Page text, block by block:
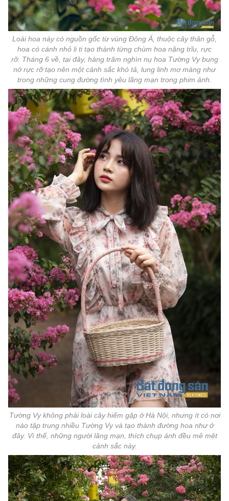
Loài hoa này có nguồn gốc từ vùng Đông Á, thuộc cây thân gỗ,
hoa có cánh nhỏ li ti tạo thành từng chùm hoa nặng trĩu, rực
rỡ. Tháng 6 về, tại đây, hàng trăm nghìn nụ hoa Tường Vy bung
nở rực rỡ tạo nên một cảnh sắc khó tả, lung linh mơ màng như
trong những cung đường tình yêu lãng mạn trong phim ảnh.
Tường Vy không phải loài cây hiếm gặp ở Hà Nội, nhưng ít có nơi
nào tập trung nhiều Tường Vy và tạo thành đường hoa như ở
đây. Vì thế, những người lãng mạn, thích chụp ảnh đều mê mệt
cảnh sắc này.